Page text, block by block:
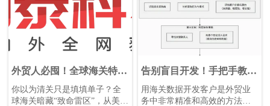
订单谈判的三个核心战场，给
你最实战的心法和话术，让订
单水到渠成。
订单谈判的三个核心战场，给
你最实战的心法和话术，让订
单水到渠成。
外贸人必囤！全球海关特殊
要求全攻略
你以为清关只是填填单子？全
球海关暗藏“致命雷区”，从美国
告别盲目开发！手把手教你
用海关数据，精准锁定高潜
力客户
用海关数据开发客户是外贸业
务中非常精准和高效的方法，